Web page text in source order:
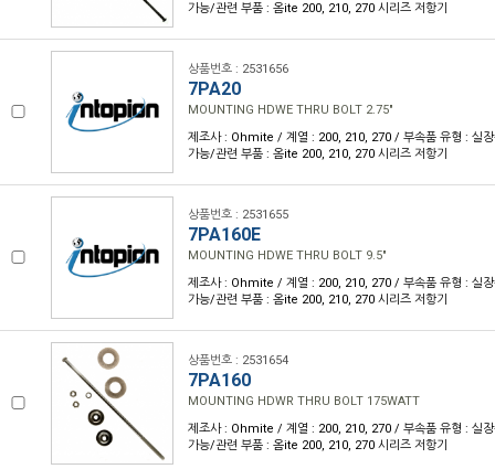
가능/관련 부품 : 옴ite 200, 210, 270 시리즈 저항기
상품번호 : 2531656
7PA20
MOUNTING HDWE THRU BOLT 2.75"
제조사 : Ohmite / 계열 : 200, 210, 270 / 부속품 유형 : 실
가능/관련 부품 : 옴ite 200, 210, 270 시리즈 저항기
상품번호 : 2531655
7PA160E
MOUNTING HDWE THRU BOLT 9.5"
제조사 : Ohmite / 계열 : 200, 210, 270 / 부속품 유형 : 실
가능/관련 부품 : 옴ite 200, 210, 270 시리즈 저항기
상품번호 : 2531654
7PA160
MOUNTING HDWR THRU BOLT 175WATT
제조사 : Ohmite / 계열 : 200, 210, 270 / 부속품 유형 : 실
가능/관련 부품 : 옴ite 200, 210, 270 시리즈 저항기